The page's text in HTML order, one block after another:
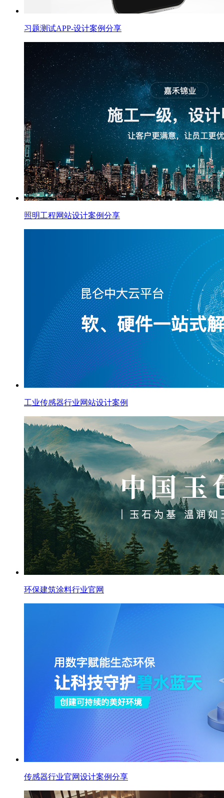
习题测试APP-设计案例分享
照明工程网站设计案例分享
工业传感器行业网站设计案例
环保建筑涂料行业官网
传感器行业官网设计案例分享